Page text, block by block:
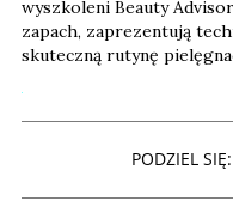
wyszkoleni Beauty
zapach, zaprezentują
skuteczną rutynę
PODZIEL SIĘ: